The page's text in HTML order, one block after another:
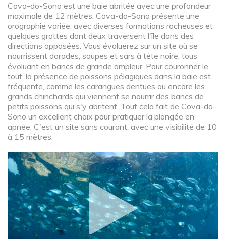
Cova-do-Sono est une baie abritée avec une profondeur
maximale de 12 mètres. Cova-do-Sono présente une
orographie variée, avec diverses formations rocheuses et
quelques grottes dont deux traversent l'île dans des
directions opposées. Vous évoluerez sur un site où se
nourrissent dorades, saupes et sars à tête noire, tous
évoluant en bancs de grande ampleur. Pour couronner le
tout, la présence de poissons pélagiques dans la baie est
fréquente, comme les carangues dentues ou encore les
grands chinchards qui viennent se nourrir des bancs de
petits poissons qui s'y abritent. Tout cela fait de Cova-do-
Sono un excellent choix pour pratiquer la plongée en
apnée. C'est un site sans courant, avec une visibilité de 10
à 15 mètres.